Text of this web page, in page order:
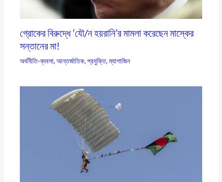
গ্রোকের বিরুদ্ধে ‘যৌ/ন হয়রানি’র মামলা করেছেন মাস্কের
সন্তানের মা!
অর্থনীতি-ব্যবসা,আন্তর্জাতিক,প্রযুক্তি,ম্যাগাজিন